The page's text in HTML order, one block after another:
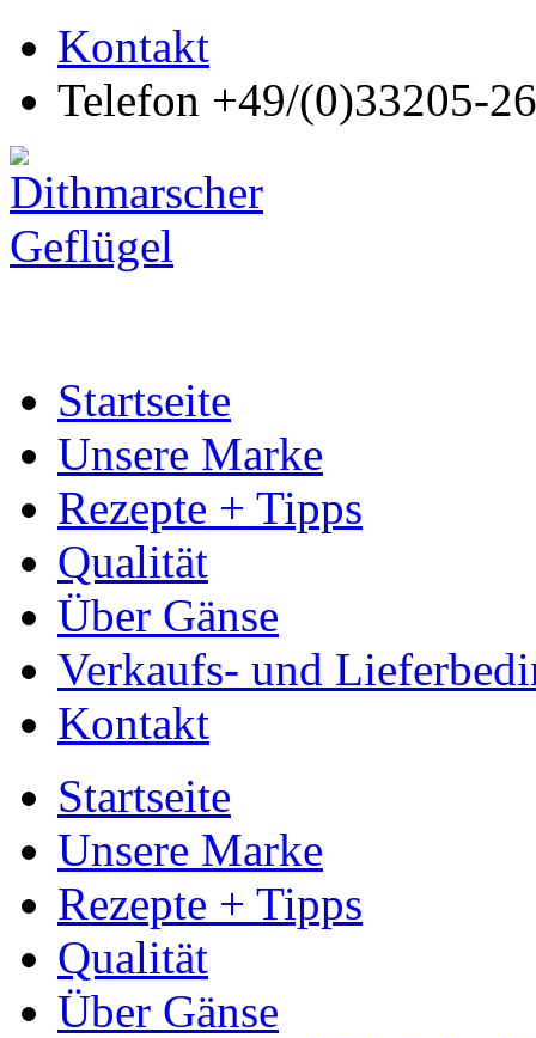
Kontakt
Telefon +49/(0)33205-
Startseite
Unsere Marke
Rezepte + Tipps
Qualität
Über Gänse
Verkaufs- und
Kontakt
Startseite
Unsere Marke
Rezepte + Tipps
Qualität
Über Gänse